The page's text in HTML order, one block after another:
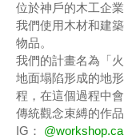
位於神戶的木工企業
我們使用木材和建
物品。
我們的計畫名為「
地面塌陷形成的地
程，在這個過程中
傳統觀念束縛的作
IG：